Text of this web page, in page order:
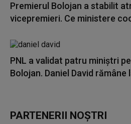
Premierul Bolojan a stabilit
vicepremieri. Ce ministere
PNL a validat patru miniștri
Bolojan. Daniel David rămâne
PARTENERII NOȘTRI